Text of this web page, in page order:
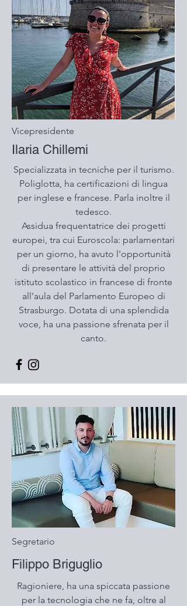
Vicepresidente
Ilaria Chillemi
Specializzata in tecniche per il turismo.
Poliglotta, ha certificazioni di lingua
per inglese e francese. Parla inoltre il
tedesco.
Assidua frequentatrice dei progetti
europei, tra cui Euroscola: parlamentari
per un giorno, ha avuto l'opportunità
di presentare le attività del proprio
istituto scolastico in francese di fronte
all'aula del Parlamento Europeo di
Strasburgo. Dotata di una splendida
voce, ha una passione sfrenata per il
canto.
Segretario
Filippo Briguglio
Ragioniere, ha una spiccata passione
per la tecnologia che ne fa, oltre al